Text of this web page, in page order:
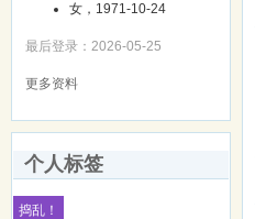
女，1971-10-24
最后登录：2026-05-25
更多资料
个人标签
捣乱！